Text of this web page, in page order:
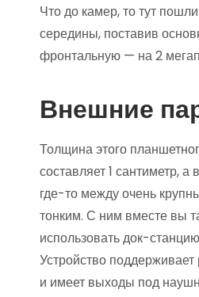
Что до камер, то тут
середины, поставив
фронтальную — на 2
Внешние
Толщина этого
составляет 1 сантиметр,
где-то между очень
тонким. С ним вместе вы
использовать док-
Устройство поддерживает
и имеет выходы под